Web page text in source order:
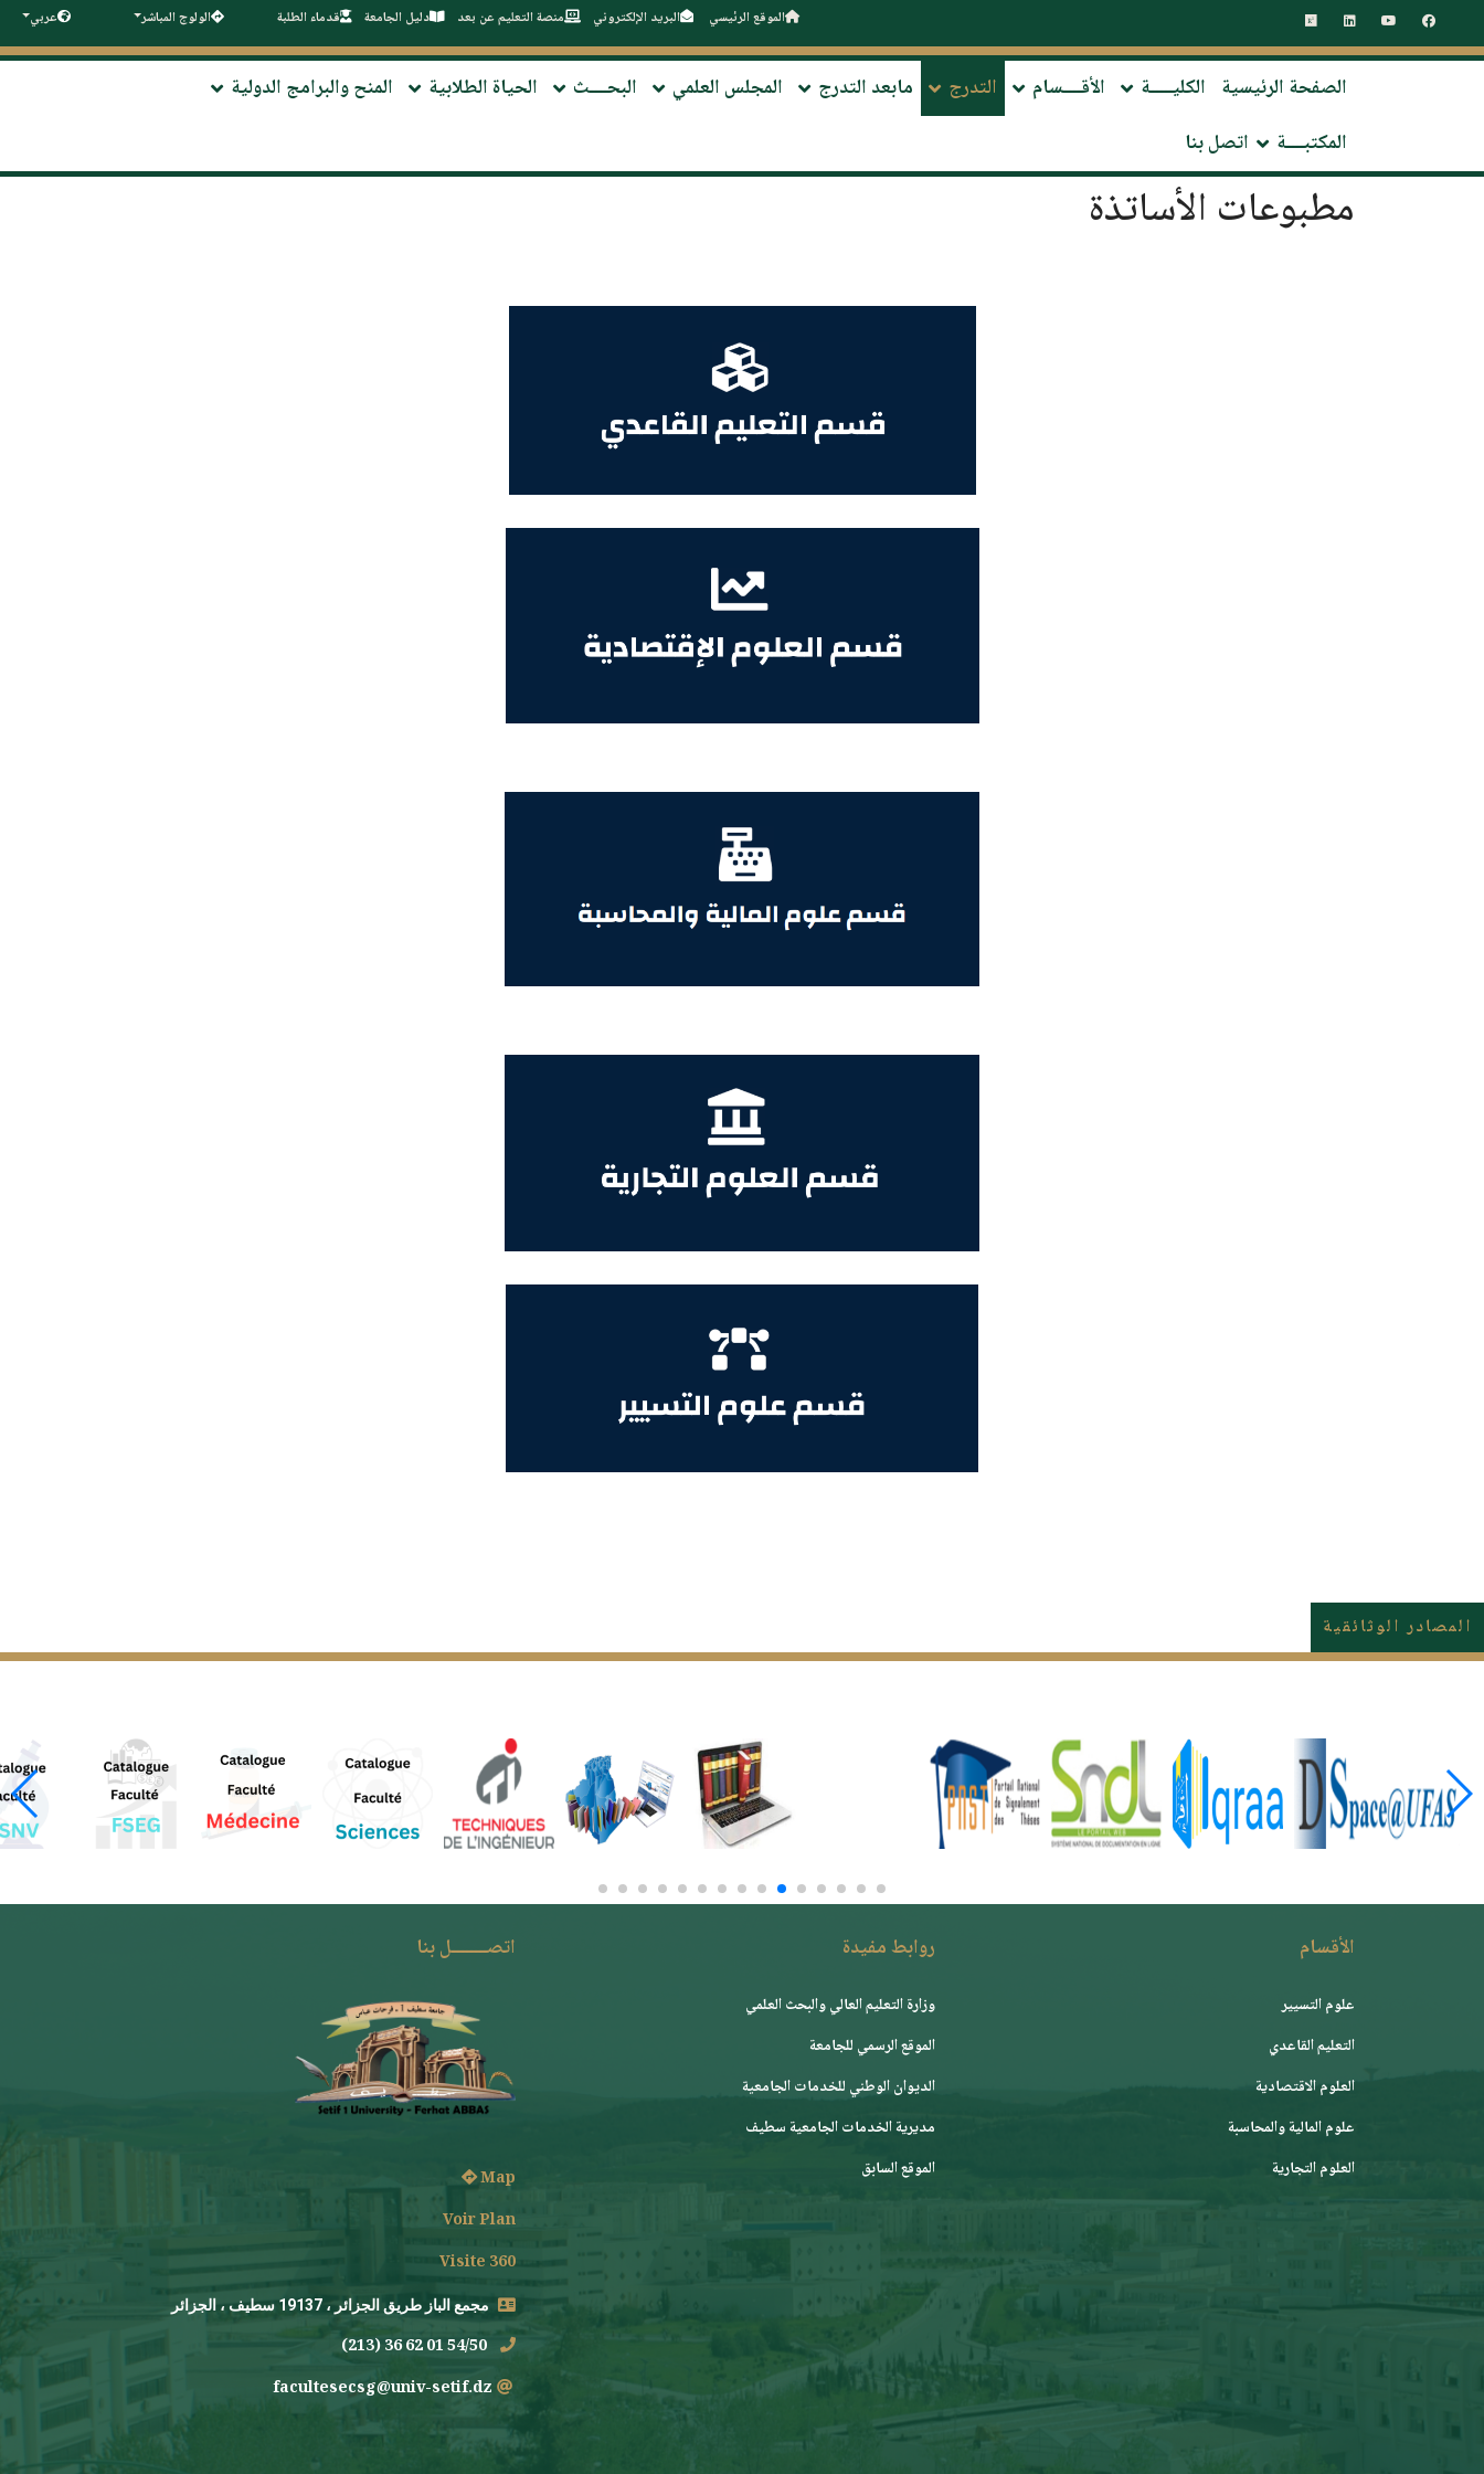
الموقع الرئيسي البريد الإلكتروني منصة التعليم عن بعد دليل الجامعة قدماء الطلبة الولوج المباشر عربي
الصفحة الرئيسية الكليـــــة الأقــــسام التدرج مابعد التدرج المجلس العلمي البحــــث الحياة الطلابية
المنح والبرامج الدولية
المكتبــــة
اتصل بنا
مطبوعات الأساتذة
المصادر الوثائقية
الأقسام
علوم التسيير
التعليم القاعدي
العلوم الاقتصادية
علوم المالية والمحاسبة
العلوم التجارية
روابط مفيدة
وزارة التعليم العالي والبحث العلمي
الموقع الرسمي للجامعة
ﺍﻟﺪﻳﻮﺍﻥ ﺍﻟﻮﻃﻨﻲ ﻟﻠﺨﺪﻣﺎﺕ ﺍﻟﺠﺎﻣﻌﻴﺔ
مديرية الخدمات الجامعية سطيف
الموقع السابق
اتصــــــــل بنا
Map
Voir Plan
Visite 360
مجمع الباز طريق الجزائر ، 19137 سطيف ، الجزائر
(213) 36 62 01 54/50
facultesecsg@univ-setif.dz